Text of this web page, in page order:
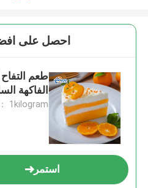
احصل على
طعم
الفاكهة السائل 99٪ نقاء
1kilogram
استمر